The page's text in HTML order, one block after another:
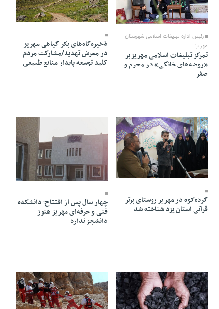
26 Khordad 1405 - 08:04
رئیس اداره تبلیغات اسلامی شهرستان
مهریز:
تمرکز تبلیغات اسلامی مهریز بر
«روضه‌های خانگی» در محرم و
صفر
24 Khordad 1405 - 17:12
ذخیره‌گاه‌های بکر گیاهی مهریز
در معرض تهدید/مشارکت مردم
کلید توسعه پایدار منابع طبیعی
14 Khordad 1405 - 21:50
گرده‌کوه در مهریز روستای برتر
قرآنی استان یزد شناخته شد
05 Khordad 1405 - 19:41
چهار سال پس از افتتاح؛ دانشکده
فنی و حرفه‌ای مهریز هنوز
دانشجو ندارد